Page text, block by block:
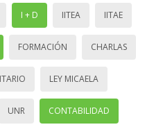
I + D IITEA IITAE
FORMACIÓN CHARLAS
LEY MICAELA
UNR CONTABILIDAD